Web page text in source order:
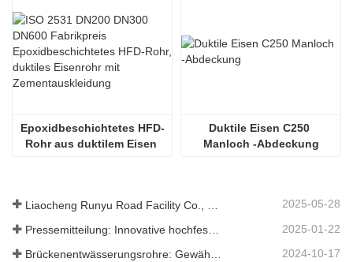
Epoxidbeschichtetes HFD-
Rohr aus duktilem Eisen
Duktile Eisen C250
Manloch -Abdeckung
2025-05-28
2025-01-22
Brückenentwässerungsrohre: Gewährleistung eines effizienten Wassermanagements in der modernen Infrastruktur 2024-10-17